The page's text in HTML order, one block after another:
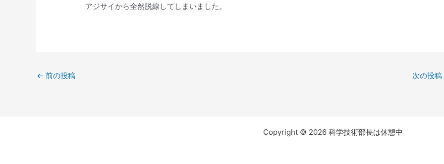
アジサイから全然脱線してしまいました。
← 前の投稿 次の投稿
Copyright © 2026 科学技術部長は休憩中